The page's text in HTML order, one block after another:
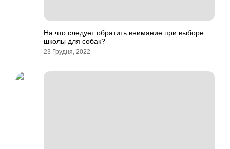
На что следует обратить внимание при выборе
школы для собак?
23 Грудня, 2022